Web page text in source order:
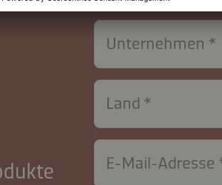
Unternehmen
Land
E-Mail-Adresse